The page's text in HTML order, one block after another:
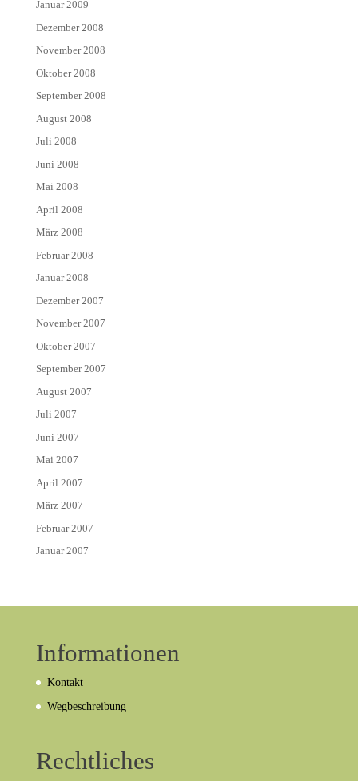
Januar 2009
Dezember 2008
November 2008
Oktober 2008
September 2008
August 2008
Juli 2008
Juni 2008
Mai 2008
April 2008
März 2008
Februar 2008
Januar 2008
Dezember 2007
November 2007
Oktober 2007
September 2007
August 2007
Juli 2007
Juni 2007
Mai 2007
April 2007
März 2007
Februar 2007
Januar 2007
Informationen
Kontakt
Wegbeschreibung
Rechtliches